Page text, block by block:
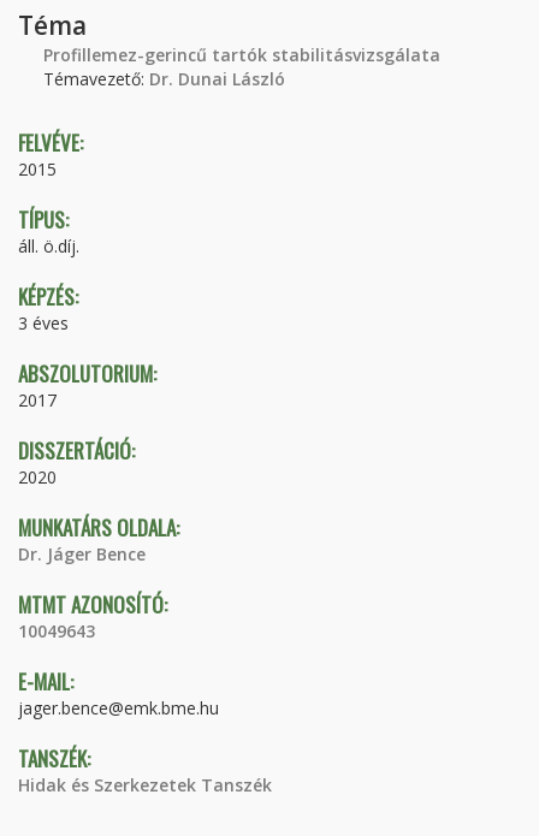
Téma
Profillemez-gerincű tartók stabilitásvizsgálata
Témavezető: Dr. Dunai László
FELVÉVE:
2015
TÍPUS:
áll. ö.díj.
KÉPZÉS:
3 éves
ABSZOLUTORIUM:
2017
DISSZERTÁCIÓ:
2020
MUNKATÁRS OLDALA:
Dr. Jáger Bence
MTMT AZONOSÍTÓ:
10049643
E-MAIL:
jager.bence@emk.bme.hu
TANSZÉK:
Hidak és Szerkezetek Tanszék